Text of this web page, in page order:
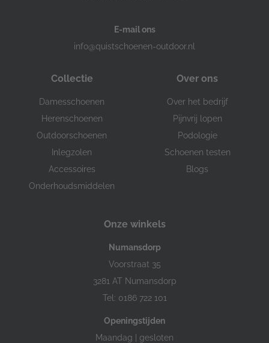
E-mail ons
info@quistschoenen-outdoor.nl
Collectie
Damesschoenen
Herenschoenen
Outdoorschoenen
Inlegzolen
Accessoires
Onderhoudsmiddelen
Over ons
Over het bedrijf
Pijnvrij lopen
Podologie
Schoenen testen
Blogs
Onze winkels
Numansdorp
Voorstraat 35
3281 AT Numansdorp
Tel: 0186 722 101
Openingstijden
Maandag | gesloten